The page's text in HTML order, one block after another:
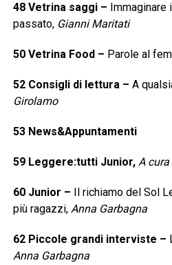
48 Vetrina saggi– Immaginare
passato, Gianni Maritati
50 Vetrina Food – Parole al
52 Consigli di lettura– A
Girolamo
53 News&Appuntamenti
59 Leggere:tutti Junior, A
60 Junior –
Il richiamo del Sol
più ragazzi, Anna Garbagna
62 Piccole grandi interviste –
Anna Garbagna